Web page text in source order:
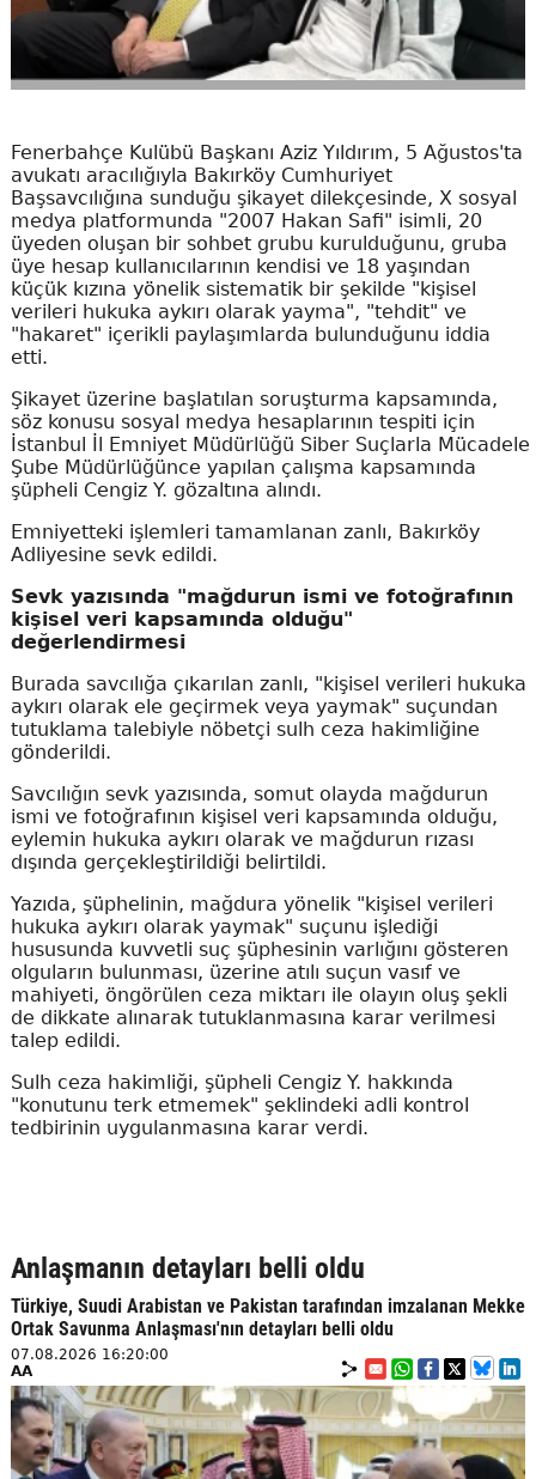
Fenerbahçe Kulübü Başkanı Aziz Yıldırım, 5 Ağustos'ta
avukatı aracılığıyla Bakırköy Cumhuriyet
Başsavcılığına sunduğu şikayet dilekçesinde, X sosyal
medya platformunda "2007 Hakan Safi" isimli, 20
üyeden oluşan bir sohbet grubu kurulduğunu, gruba
üye hesap kullanıcılarının kendisi ve 18 yaşından
küçük kızına yönelik sistematik bir şekilde "kişisel
verileri hukuka aykırı olarak yayma", "tehdit" ve
"hakaret" içerikli paylaşımlarda bulunduğunu iddia
etti.
Şikayet üzerine başlatılan soruşturma kapsamında,
söz konusu sosyal medya hesaplarının tespiti için
İstanbul İl Emniyet Müdürlüğü Siber Suçlarla Mücadele
Şube Müdürlüğünce yapılan çalışma kapsamında
şüpheli Cengiz Y. gözaltına alındı.
Emniyetteki işlemleri tamamlanan zanlı, Bakırköy
Adliyesine sevk edildi.
Sevk yazısında "mağdurun ismi ve fotoğrafının
kişisel veri kapsamında olduğu"
değerlendirmesi
Burada savcılığa çıkarılan zanlı, "kişisel verileri hukuka
aykırı olarak ele geçirmek veya yaymak" suçundan
tutuklama talebiyle nöbetçi sulh ceza hakimliğine
gönderildi.
Savcılığın sevk yazısında, somut olayda mağdurun
ismi ve fotoğrafının kişisel veri kapsamında olduğu,
eylemin hukuka aykırı olarak ve mağdurun rızası
dışında gerçekleştirildiği belirtildi.
Yazıda, şüphelinin, mağdura yönelik "kişisel verileri
hukuka aykırı olarak yaymak" suçunu işlediği
hususunda kuvvetli suç şüphesinin varlığını gösteren
olguların bulunması, üzerine atılı suçun vasıf ve
mahiyeti, öngörülen ceza miktarı ile olayın oluş şekli
de dikkate alınarak tutuklanmasına karar verilmesi
talep edildi.
Sulh ceza hakimliği, şüpheli Cengiz Y. hakkında
"konutunu terk etmemek" şeklindeki adli kontrol
tedbirinin uygulanmasına karar verdi.
Anlaşmanın detayları belli oldu
Türkiye, Suudi Arabistan ve Pakistan tarafından imzalanan Mekke
Ortak Savunma Anlaşması'nın detayları belli oldu
07.08.2026 16:20:00
AA